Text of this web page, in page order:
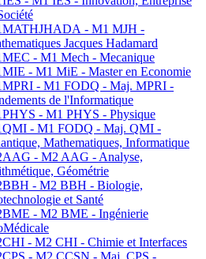
- M1 MJH -
Jacques Hadamard
- M1 Mech - Mecanique
- M1 MiE - Master en Economie
- M1 FODQ - Maj. MPRI -
de l'Informatique
- M1 PHYS - Physique
- M1 FODQ - Maj. QMI -
Mathematiques, Informatique
- M2 AAG - Analyse,
Géométrie
- M2 BBH - Biologie,
et Santé
- M2 BME - Ingénierie
- M2 CHI - Chimie et Interfaces
- M2 CCSN - Maj. CPS -